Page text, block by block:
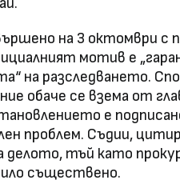
на 3 октомври с
мотив е
на разследването.
обаче се взема от
е
проблем. Съдии,
делото, тъй като
съществено.